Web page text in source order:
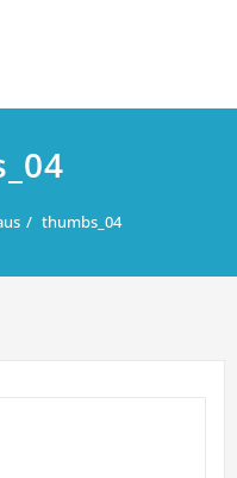
thumbs_04